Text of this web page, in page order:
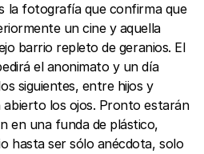
la fotografía que confirma que
un cine y aquella
barrio repleto de geranios. El
el anonimato y un día
siguientes, entre hijos y
los ojos. Pronto estarán
en una funda de plástico,
hasta ser sólo anécdota, solo